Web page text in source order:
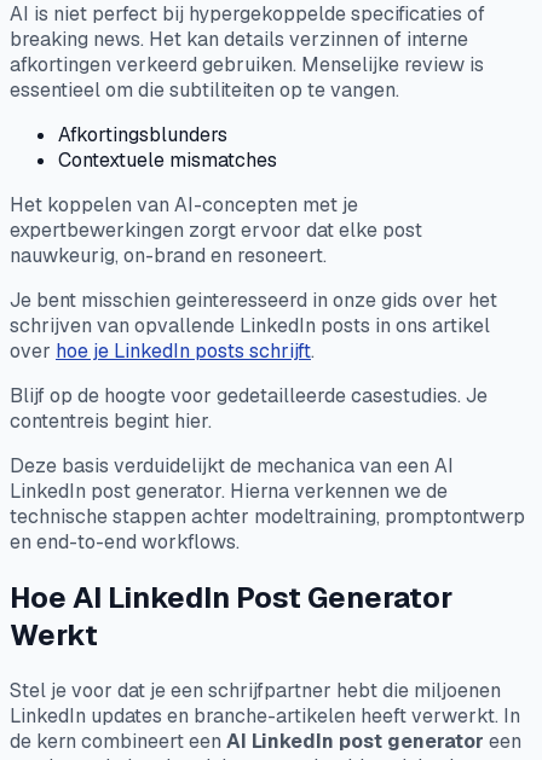
AI is niet perfect bij hypergekoppelde specificaties of
breaking news. Het kan details verzinnen of interne
afkortingen verkeerd gebruiken. Menselijke review is
essentieel om die subtiliteiten op te vangen.
Afkortingsblunders
Contextuele mismatches
Het koppelen van AI-concepten met je
expertbewerkingen zorgt ervoor dat elke post
nauwkeurig, on-brand en resoneert.
Je bent misschien geinteresseerd in onze gids over het
schrijven van opvallende LinkedIn posts in ons artikel
over hoe je LinkedIn posts schrijft.
Blijf op de hoogte voor gedetailleerde casestudies. Je
contentreis begint hier.
Deze basis verduidelijkt de mechanica van een AI
LinkedIn post generator. Hierna verkennen we de
technische stappen achter modeltraining, promptontwerp
en end-to-end workflows.
Hoe AI LinkedIn Post Generator
Werkt
Stel je voor dat je een schrijfpartner hebt die miljoenen
LinkedIn updates en branche-artikelen heeft verwerkt. In
de kern combineert een AI LinkedIn post generator een